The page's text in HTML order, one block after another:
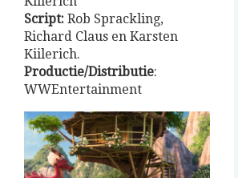
Script: Rob Sprackling,
Richard Claus en Karsten
Kiilerich.
Productie/Distributie:
WWEntertainment